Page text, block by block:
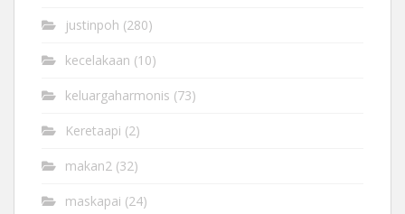
justinpoh (280)
kecelakaan (10)
keluargaharmonis (73)
Keretaapi (2)
makan2 (32)
maskapai (24)